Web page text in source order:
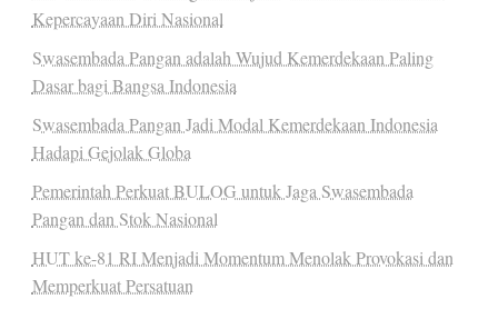
Kepercayaan Diri Nasional
Swasembada Pangan adalah Wujud Kemerdekaan Paling
Dasar bagi Bangsa Indonesia
Swasembada Pangan Jadi Modal Kemerdekaan Indonesia
Hadapi Gejolak Globa
Pemerintah Perkuat BULOG untuk Jaga Swasembada
Pangan dan Stok Nasional
HUT ke-81 RI Menjadi Momentum Menolak Provokasi dan
Memperkuat Persatuan